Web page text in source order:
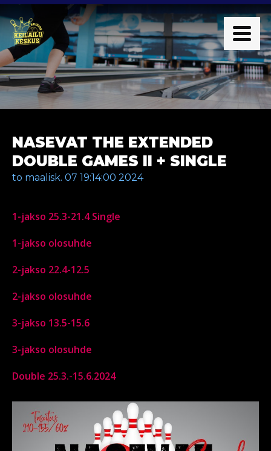
NASEVAT THE EXTENDED
DOUBLE GAMES II + SINGLE
to maalisk. 07 19:14:00 2024
1-jakso 25.3-21.4 Single
1-jakso olosuhde
2-jakso 22.4-12.5
2-jakso olosuhde
3-jakso 13.5-15.6
3-jakso olosuhde
Double 25.3.-15.6.2024